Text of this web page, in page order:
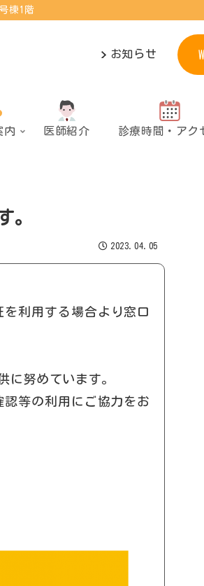
棟1階
お知らせ
内 医師紹介 診療時間・アク
。
2023.04.05
利用する場合より窓口
に努めています。
等の利用にご協力をお